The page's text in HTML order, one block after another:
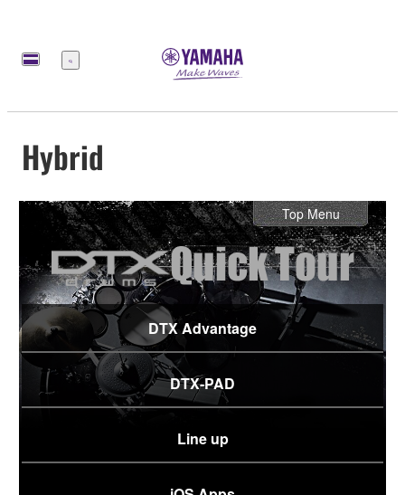
Меню
Hybrid
Top Menu
DTX Advantage
DTX-PAD
Line up